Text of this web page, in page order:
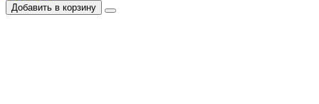
Добавить в корзину